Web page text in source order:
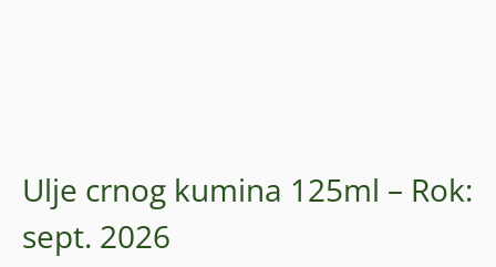
Ulje crnog kumina 125ml – Rok:
sept. 2026